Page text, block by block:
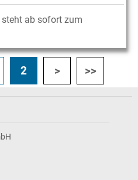
ab sofort zum
2 > >>